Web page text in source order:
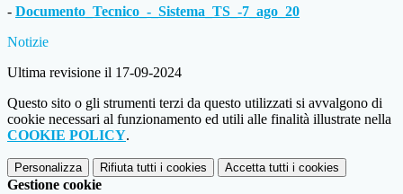
- Documento_Tecnico_-_Sistema_TS_-7_ago_20
Notizie
Ultima revisione il 17-09-2024
Questo sito o gli strumenti terzi da questo utilizzati si avvalgono di
cookie necessari al funzionamento ed utili alle finalità illustrate nella
COOKIE POLICY.
Personalizza Rifiuta tutti i cookies Accetta tutti i cookies
Gestione cookie